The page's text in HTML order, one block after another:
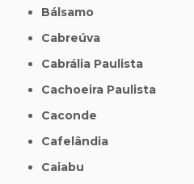
Bálsamo
Cabreúva
Cabrália Paulista
Cachoeira Paulista
Caconde
Cafelândia
Caiabu